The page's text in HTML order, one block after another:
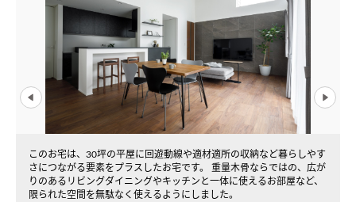
このお宅は、30坪の平屋に回遊動線や適材適所の収納など暮らしやす
さにつながる要素をプラスしたお宅です。 重量木骨ならではの、広が
りのあるリビングダイニングやキッチンと一体に使えるお部屋など、
限られた空間を無駄なく使えるようにしました。